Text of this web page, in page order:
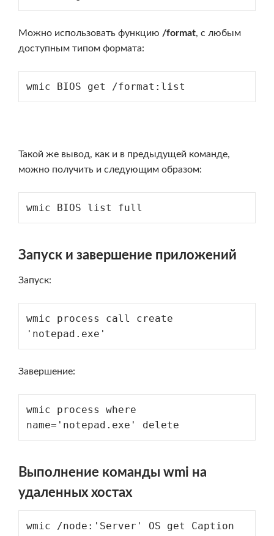
Можно использовать функцию /format, с любым
доступным типом формата:
wmic BIOS get /format:list
Такой же вывод, как и в предыдущей команде,
можно получить и следующим образом:
wmic BIOS list full
Запуск и завершение приложений
Запуск:
wmic process call create
'notepad.exe'
Завершение:
wmic process where
name='notepad.exe' delete
Выполнение команды wmi на
удаленных хостах
wmic /node:'Server' OS get Caption